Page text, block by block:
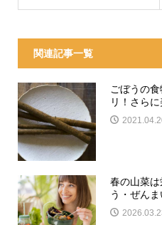
関連記事一覧
ごぼうの
リ！さらに
春の山菜
う・ぜんま